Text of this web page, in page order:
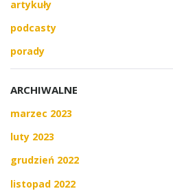
artykuły
podcasty
porady
ARCHIWALNE
marzec 2023
luty 2023
grudzień 2022
listopad 2022